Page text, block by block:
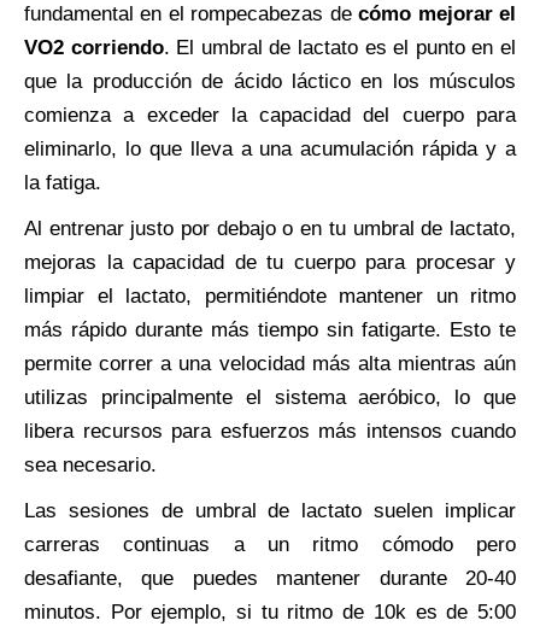
fundamental en el rompecabezas decómo mejorar el
VO2 corriendo. El umbral de lactato es el punto en el
que la producción de ácido láctico en los músculos
comienza a exceder la capacidad del cuerpo para
eliminarlo, lo que lleva a una acumulación rápida y a
la fatiga.
Al entrenar justo por debajo o en tu umbral de lactato,
mejoras la capacidad de tu cuerpo para procesar y
limpiar el lactato, permitiéndote mantener un ritmo
más rápido durante más tiempo sin fatigarte. Esto te
permite correr a una velocidad más alta mientras aún
utilizas principalmente el sistema aeróbico, lo que
libera recursos para esfuerzos más intensos cuando
sea necesario.
Las sesiones de umbral de lactato suelen implicar
carreras continuas a un ritmo cómodo pero
desafiante, que puedes mantener durante 20-40
minutos. Por ejemplo, si tu ritmo de 10k es de 5:00